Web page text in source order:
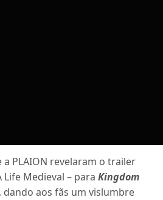
a PLAION revelaram o trailer
Life Medieval – paraKingdom
dando aos fãs um vislumbre